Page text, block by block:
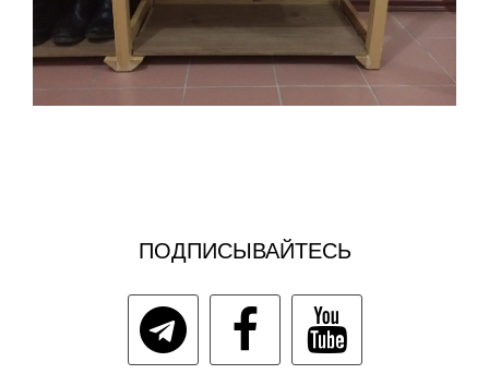
ПОДПИСЫВАЙТЕСЬ